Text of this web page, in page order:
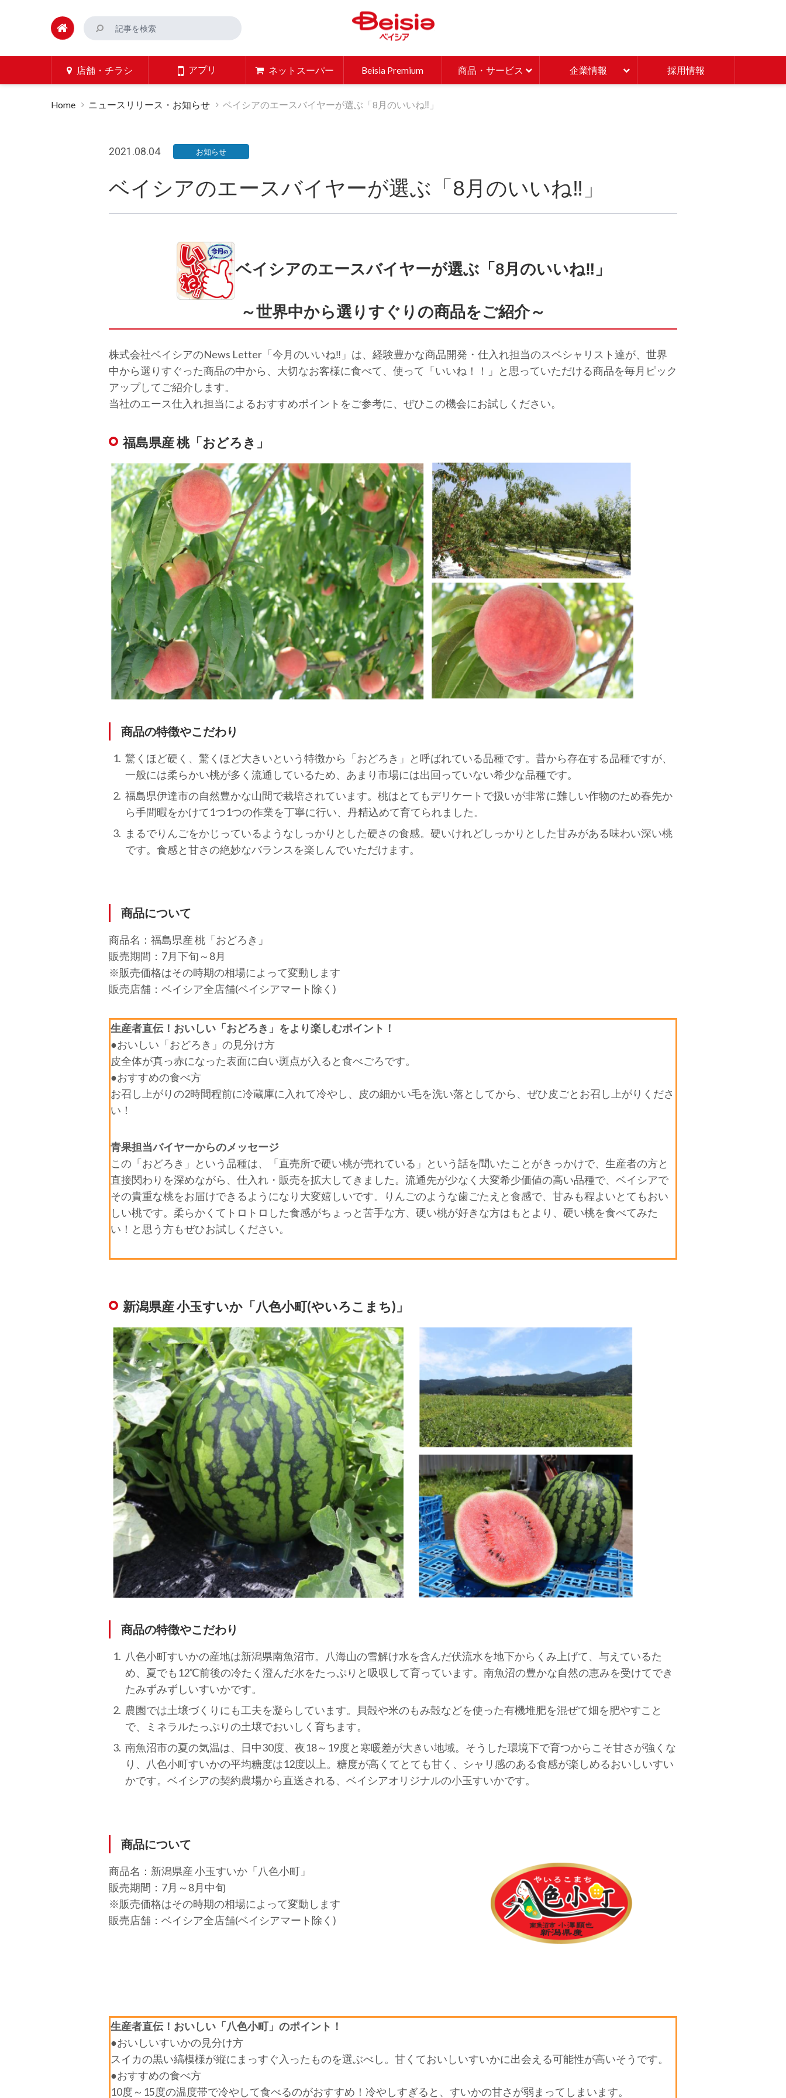
店舗・チラシ アプリ ネットスーパー Beisia Premium 商品・サービス 企業情報 採用情報
Home ニュースリリース・お知らせ ベイシアのエースバイヤーが選ぶ「8月のいいね‼」
2021.08.04 お知らせ
ベイシアのエースバイヤーが選ぶ「8月のいいね‼」
ベイシアのエースバイヤーが選ぶ「8月のいいね‼」
～世界中から選りすぐりの商品をご紹介～
株式会社ベイシアのNews Letter「今月のいいね‼」は、経験豊かな商品開発・仕入れ担当のスペシャリスト達が、世界
中から選りすぐった商品の中から、大切なお客様に食べて、使って「いいね！！」と思っていただける商品を毎月ピック
アップしてご紹介します。
当社のエース仕入れ担当によるおすすめポイントをご参考に、ぜひこの機会にお試しください。
福島県産 桃「おどろき」
商品の特徴やこだわり
驚くほど硬く、驚くほど大きいという特徴から「おどろき」と呼ばれている品種です。昔から存在する品種ですが、
一般には柔らかい桃が多く流通しているため、あまり市場には出回っていない希少な品種です。
福島県伊達市の自然豊かな山間で栽培されています。桃はとてもデリケートで扱いが非常に難しい作物のため春先か
ら手間暇をかけて1つ1つの作業を丁寧に行い、丹精込めて育てられました。
まるでりんごをかじっているようなしっかりとした硬さの食感。硬いけれどしっかりとした甘みがある味わい深い桃
です。食感と甘さの絶妙なバランスを楽しんでいただけます。
商品について
商品名：福島県産 桃「おどろき」
販売期間：7月下旬～8月
※販売価格はその時期の相場によって変動します
販売店舗：ベイシア全店舗(ベイシアマート除く)
生産者直伝！おいしい「おどろき」をより楽しむポイント！
●おいしい「おどろき」の見分け方
皮全体が真っ赤になった表面に白い斑点が入ると食べごろです。
●おすすめの食べ方
お召し上がりの2時間程前に冷蔵庫に入れて冷やし、皮の細かい毛を洗い落としてから、ぜひ皮ごとお召し上がりくださ
い！
青果担当バイヤーからのメッセージ
この「おどろき」という品種は、「直売所で硬い桃が売れている」という話を聞いたことがきっかけで、生産者の方と
直接関わりを深めながら、仕入れ・販売を拡大してきました。流通先が少なく大変希少価値の高い品種で、ベイシアで
その貴重な桃をお届けできるようになり大変嬉しいです。りんごのような歯ごたえと食感で、甘みも程よいとてもおい
しい桃です。柔らかくてトロトロした食感がちょっと苦手な方、硬い桃が好きな方はもとより、硬い桃を食べてみた
い！と思う方もぜひお試しください。
新潟県産 小玉すいか「八色小町(やいろこまち)」
商品の特徴やこだわり
八色小町すいかの産地は新潟県南魚沼市。八海山の雪解け水を含んだ伏流水を地下からくみ上げて、与えているた
め、夏でも12℃前後の冷たく澄んだ水をたっぷりと吸収して育っています。南魚沼の豊かな自然の恵みを受けてでき
たみずみずしいすいかです。
農園では土壌づくりにも工夫を凝らしています。貝殻や米のもみ殻などを使った有機堆肥を混ぜて畑を肥やすこと
で、ミネラルたっぷりの土壌でおいしく育ちます。
南魚沼市の夏の気温は、日中30度、夜18～19度と寒暖差が大きい地域。そうした環境下で育つからこそ甘さが強くな
り、八色小町すいかの平均糖度は12度以上。糖度が高くてとても甘く、シャリ感のある食感が楽しめるおいしいすい
かです。ベイシアの契約農場から直送される、ベイシアオリジナルの小玉すいかです。
商品について
商品名：新潟県産 小玉すいか「八色小町」
販売期間：7月～8月中旬
※販売価格はその時期の相場によって変動します
販売店舗：ベイシア全店舗(ベイシアマート除く)
生産者直伝！おいしい「八色小町」のポイント！
●おいしいすいかの見分け方
スイカの黒い縞模様が縦にまっすぐ入ったものを選ぶべし。甘くておいしいすいかに出会える可能性が高いそうです。
●おすすめの食べ方
10度～15度の温度帯で冷やして食べるのがおすすめ！冷やしすぎると、すいかの甘さが弱まってしまいます。